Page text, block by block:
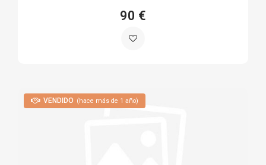
90 €
VENDIDO (hace más de 1 año)